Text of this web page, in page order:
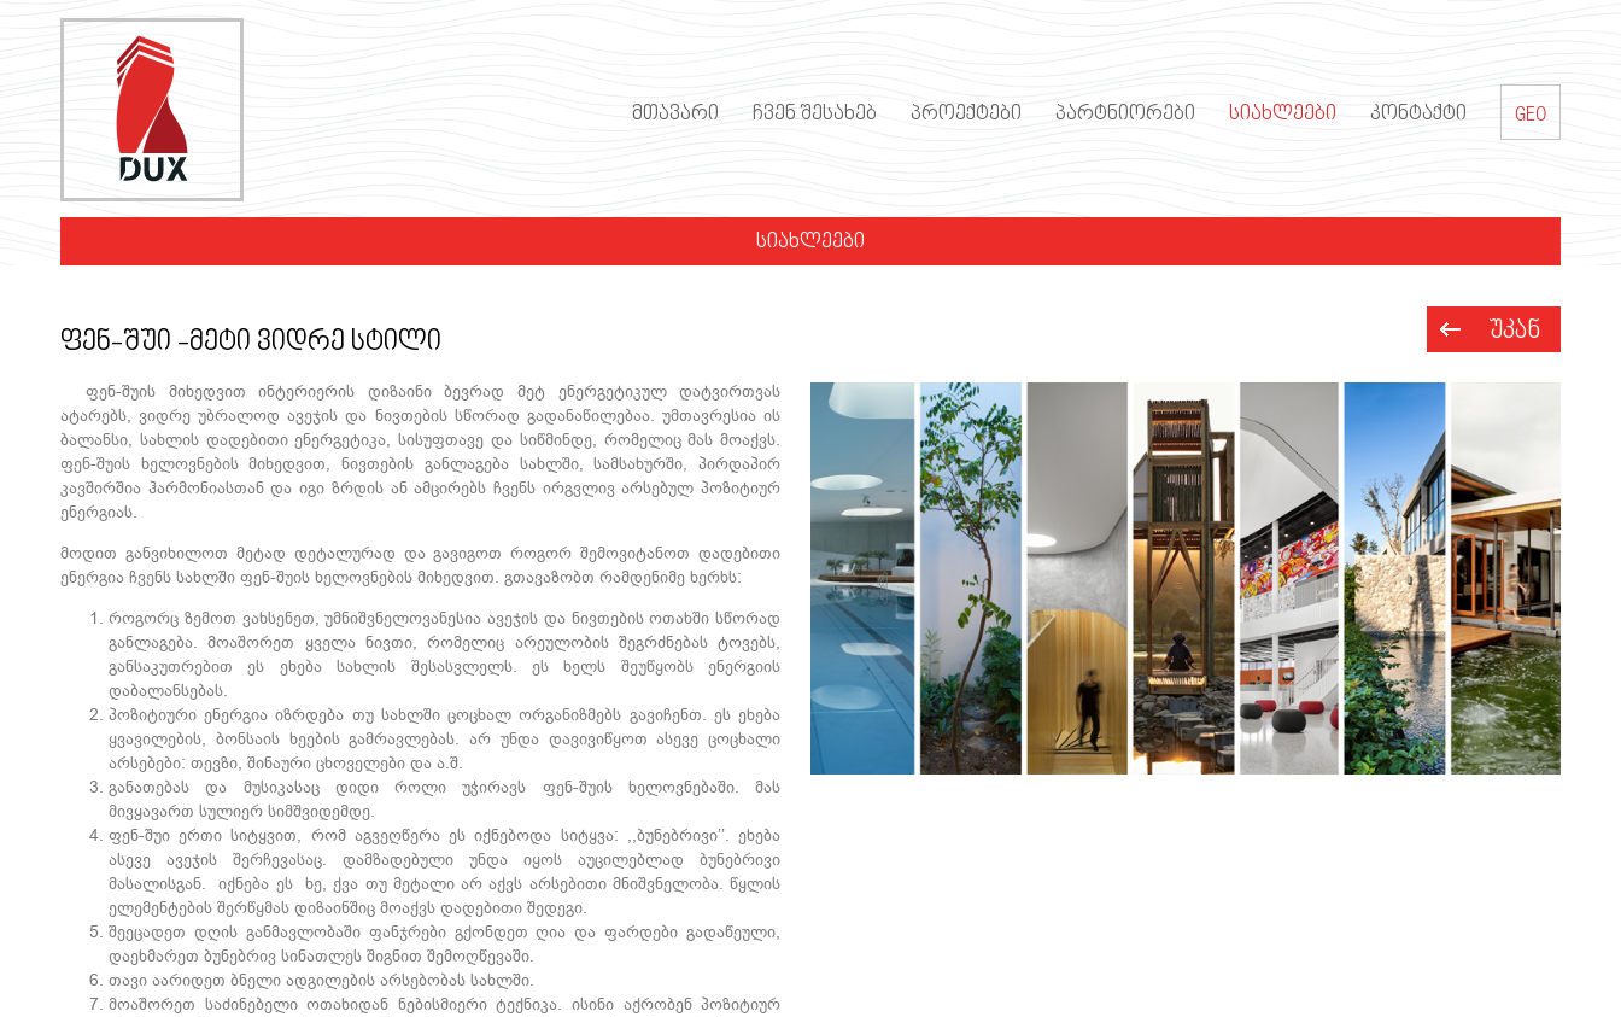
ᲛᲗᲐᲕᲐᲠᲘ ᲩᲕᲔᲜ ᲨᲔᲡᲐᲮᲔᲑ ᲞᲠᲝᲔᲥᲢᲔᲑᲘ ᲞᲐᲠᲢᲜᲘᲝᲠᲔᲑᲘ ᲡᲘᲐᲮᲚᲔᲔᲑᲘ ᲙᲝᲜᲢᲐᲥᲢᲘ GEO
ᲡᲘᲐᲮᲚᲔᲔᲑᲘ
ᲣᲙᲐᲜ
ფენ-შუი -მეტი ვიდრე სტილი
ფენ-შუის მიხედვით ინტერიერის დიზაინი ბევრად მეტ ენერგეტიკულ დატვირთვას
ატარებს, ვიდრე უბრალოდ ავეჯის და ნივთების სწორად გადანაწილებაა. უმთავრესია ის
ბალანსი, სახლის დადებითი ენერგეტიკა, სისუფთავე და სიწმინდე, რომელიც მას მოაქვს.
ფენ-შუის ხელოვნების მიხედვით, ნივთების განლაგება სახლში, სამსახურში, პირდაპირ
კავშირშია ჰარმონიასთან და იგი ზრდის ან ამცირებს ჩვენს ირგვლივ არსებულ პოზიტიურ
ენერგიას.
მოდით განვიხილოთ მეტად დეტალურად და გავიგოთ როგორ შემოვიტანოთ დადებითი
ენერგია ჩვენს სახლში ფენ-შუის ხელოვნების მიხედვით. გთავაზობთ რამდენიმე ხერხს:
როგორც ზემოთ ვახსენეთ, უმნიშვნელოვანესია ავეჯის და ნივთების ოთახში სწორად
განლაგება. მოაშორეთ ყველა ნივთი, რომელიც არეულობის შეგრძნებას ტოვებს,
განსაკუთრებით ეს ეხება სახლის შესასვლელს. ეს ხელს შეუწყობს ენერგიის
დაბალანსებას.
პოზიტიური ენერგია იზრდება თუ სახლში ცოცხალ ორგანიზმებს გავიჩენთ. ეს ეხება
ყვავილების, ბონსაის ხეების გამრავლებას. არ უნდა დავივიწყოთ ასევე ცოცხალი
არსებები: თევზი, შინაური ცხოველები და ა.შ.
განათებას და მუსიკასაც დიდი როლი უჭირავს ფენ-შუის ხელოვნებაში. მას
მივყავართ სულიერ სიმშვიდემდე.
ფენ-შუი ერთი სიტყვით, რომ აგვეღწერა ეს იქნებოდა სიტყვა: ,,ბუნებრივი’’. ეხება
ასევე ავეჯის შერჩევასაც. დამზადებული უნდა იყოს აუცილებლად ბუნებრივი
მასალისგან. იქნება ეს ხე, ქვა თუ მეტალი არ აქვს არსებითი მნიშვნელობა. წყლის
ელემენტების შერწყმას დიზაინშიც მოაქვს დადებითი შედეგი.
შეეცადეთ დღის განმავლობაში ფანჯრები გქონდეთ ღია და ფარდები გადაწეული,
დაეხმარეთ ბუნებრივ სინათლეს შიგნით შემოღწევაში.
თავი აარიდეთ ბნელი ადგილების არსებობას სახლში.
მოაშორეთ საძინებელი ოთახიდან ნებისმიერი ტექნიკა. ისინი აქრობენ პოზიტიურ